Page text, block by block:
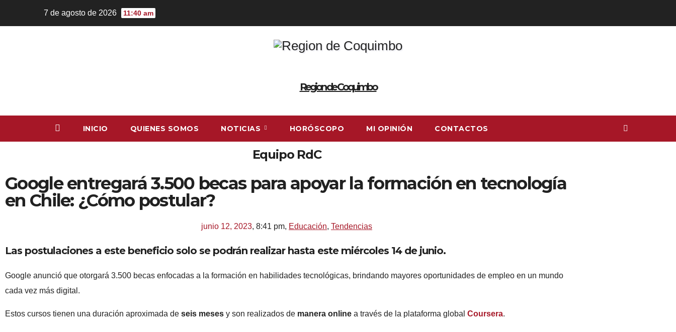
7 de agosto de 2026 11:40 am
Region de Coquimbo
INICIO QUIENES SOMOS NOTICIAS HORÓSCOPO MI OPINIÓN CONTACTOS
Equipo RdC
Google entregará 3.500 becas para apoyar la formación en tecnología
en Chile: ¿Cómo postular?
junio 12, 2023, 8:41 pm, Educación, Tendencias
Las postulaciones a este beneficio solo se podrán realizar hasta este miércoles 14 de junio.
Google anunció que otorgará 3.500 becas enfocadas a la formación en habilidades tecnológicas, brindando mayores oportunidades de empleo en un mundo
cada vez más digital.
Estos cursos tienen una duración aproximada de seis meses y son realizados de manera online a través de la plataforma global Coursera.